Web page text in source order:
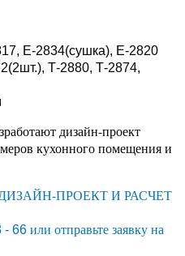
Е-2834(сушка), Е-2820
Т-2880, Т-2874,
дизайн-проект
кухонного помещения и
ПРОЕКТ И РАСЧЕТ
- 66 или отправьте заявку на